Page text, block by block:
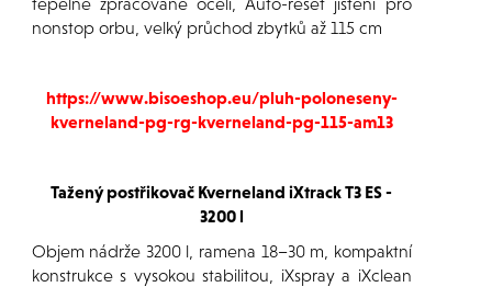
nonstop orbu, velký průchod zbytků až 115 cm
https://www.bisoeshop.eu/pluh-poloneseny-
kverneland-pg-rg-kverneland-pg-115-am13
Tažený postřikovač Kverneland iXtrack T3 ES -
3200 l
Objem nádrže 3200 l, ramena 18–30 m, kompaktní
konstrukce s vysokou stabilitou, iXspray a iXclean